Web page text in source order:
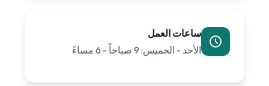
ساعات العمل
الأحد - الخميس: 9 صباحاً - 6 مساءً